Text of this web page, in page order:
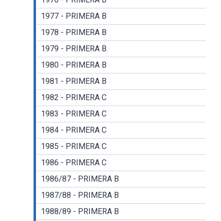
1977 - PRIMERA B
1978 - PRIMERA B
1979 - PRIMERA B
1980 - PRIMERA B
1981 - PRIMERA B
1982 - PRIMERA C
1983 - PRIMERA C
1984 - PRIMERA C
1985 - PRIMERA C
1986 - PRIMERA C
1986/87 - PRIMERA B
1987/88 - PRIMERA B
1988/89 - PRIMERA B